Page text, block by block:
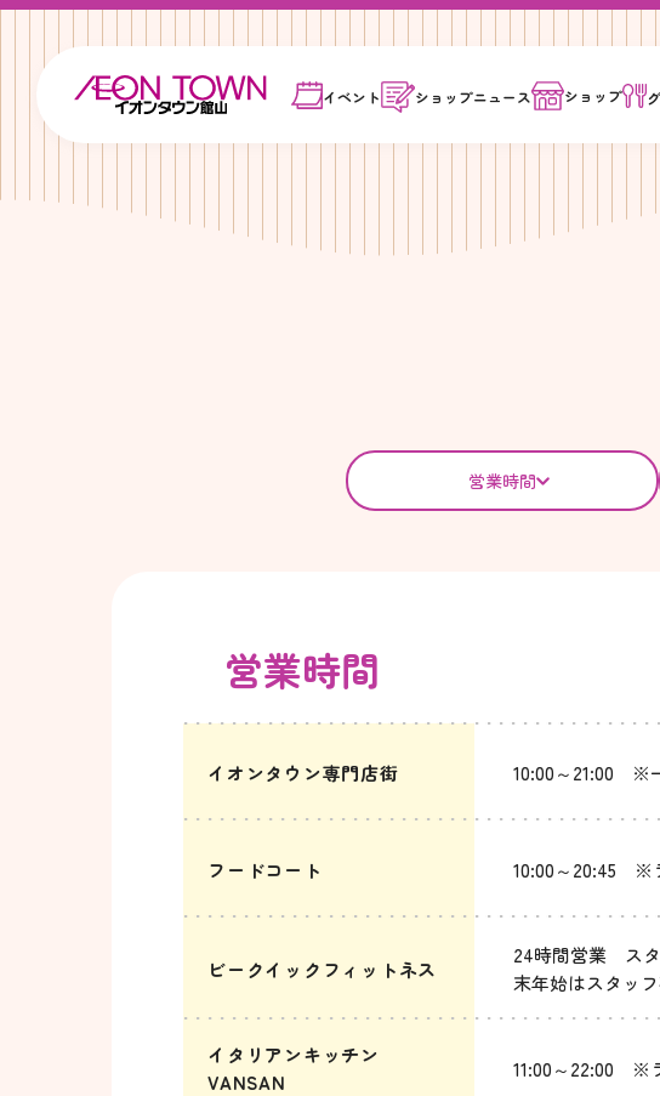
イベント ショップニュース ショップ
営業時間
営業時間
イオンタウン専門店街 10:00～21:00 ※
フードコート 10:00～20:45 ※
ビークイックフィットネス
24時間営業 スタ
末年始はスタッ
イタリアンキッチン
VANSAN
11:00～22:00 ※